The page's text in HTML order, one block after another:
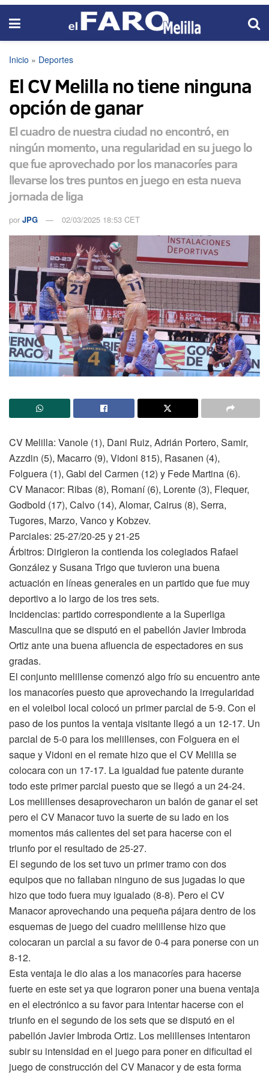
Inicio » Deportes
El CV Melilla no tiene ninguna
opción de ganar
El cuadro de nuestra ciudad no encontró, en
ningún momento, una regularidad en su juego lo
que fue aprovechado por los manacoríes para
llevarse los tres puntos en juego en esta nueva
jornada de liga
por JPG 02/03/2025 18:53 CET
CV Melilla: Vanole (1), Dani Ruiz, Adrián Portero, Samir,
Azzdin (5), Macarro (9), Vidoni 815), Rasanen (4),
Folguera (1), Gabi del Carmen (12) y Fede Martina (6).
CV Manacor: Ribas (8), Romaní (6), Lorente (3), Flequer,
Godbold (17), Calvo (14), Alomar, Cairus (8), Serra,
Tugores, Marzo, Vanco y Kobzev.
Parciales: 25-27/20-25 y 21-25
Árbitros: Dirigieron la contienda los colegiados Rafael
González y Susana Trigo que tuvieron una buena
actuación en líneas generales en un partido que fue muy
deportivo a lo largo de los tres sets.
Incidencias: partido correspondiente a la Superliga
Masculina que se disputó en el pabellón Javier Imbroda
Ortiz ante una buena afluencia de espectadores en sus
gradas.
El conjunto melillense comenzó algo frío su encuentro ante
los manacoríes puesto que aprovechando la irregularidad
en el voleibol local colocó un primer parcial de 5-9. Con el
paso de los puntos la ventaja visitante llegó a un 12-17. Un
parcial de 5-0 para los melillenses, con Folguera en el
saque y Vidoni en el remate hizo que el CV Melilla se
colocara con un 17-17. La igualdad fue patente durante
todo este primer parcial puesto que se llegó a un 24-24.
Los melillenses desaprovecharon un balón de ganar el set
pero el CV Manacor tuvo la suerte de su lado en los
momentos más calientes del set para hacerse con el
triunfo por el resultado de 25-27.
El segundo de los set tuvo un primer tramo con dos
equipos que no fallaban ninguno de sus jugadas lo que
hizo que todo fuera muy igualado (8-8). Pero el CV
Manacor aprovechando una pequeña pájara dentro de los
esquemas de juego del cuadro melillense hizo que
colocaran un parcial a su favor de 0-4 para ponerse con un
8-12.
Esta ventaja le dio alas a los manacoríes para hacerse
fuerte en este set ya que lograron poner una buena ventaja
en el electrónico a su favor para intentar hacerse con el
triunfo en el segundo de los sets que se disputó en el
pabellón Javier Imbroda Ortiz. Los melillenses intentaron
subir su intensidad en el juego para poner en dificultad el
juego de construcción del CV Manacor y de esta forma